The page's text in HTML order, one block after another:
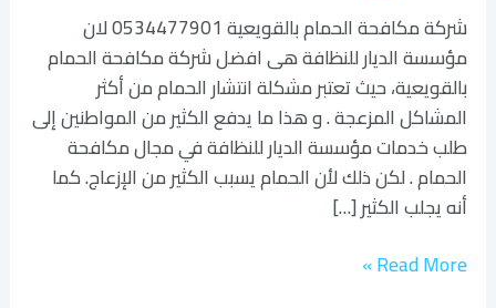
شركة مكافحة الحمام بالقويعية 0534477901 لان
مؤسسة الديار للنظافة هى افضل شركة مكافحة الحمام
بالقويعية، حيث تعتبر مشكلة انتشار الحمام من أكثر
المشاكل المزعجة . و هذا ما يدفع الكثير من المواطنين إلى
طلب خدمات مؤسسة الديار للنظافة في مجال مكافحة
الحمام . لكن ذلك لأن الحمام يسبب الكثير من الإزعاج. كما
أنه يجلب الكثير […]
Read More »